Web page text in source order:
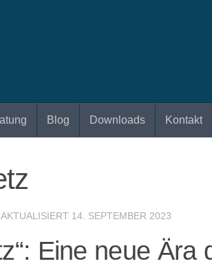
Blog Downloads Kontakt
AKTUALISIERT 14. SEPTEMBER 2023
Eine neue Ära